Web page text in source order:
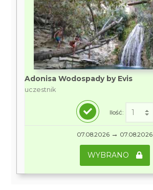
Adonisa Wodospady by Evis
uczestnik
Ilość:
07.08.2026 → 07.08.2026
WYBRANO